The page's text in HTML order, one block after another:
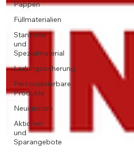
Pappen
Füllmaterialien
Stanzteile
und
Spezialmaterial
Ladungssicherung
Personalisierbare
Produkte
Neuigkeiten
Aktionen
und
Sparangebote